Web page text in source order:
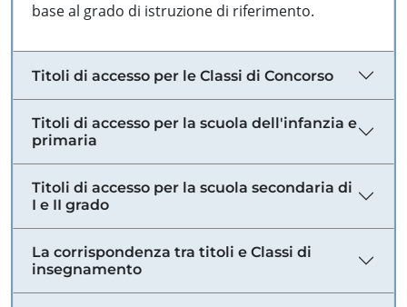
base al grado di istruzione di riferimento.
Titoli di accesso per le Classi di Concorso
Titoli di accesso per la scuola dell'infanzia e
primaria
Titoli di accesso per la scuola secondaria di
I e II grado
La corrispondenza tra titoli e Classi di
insegnamento